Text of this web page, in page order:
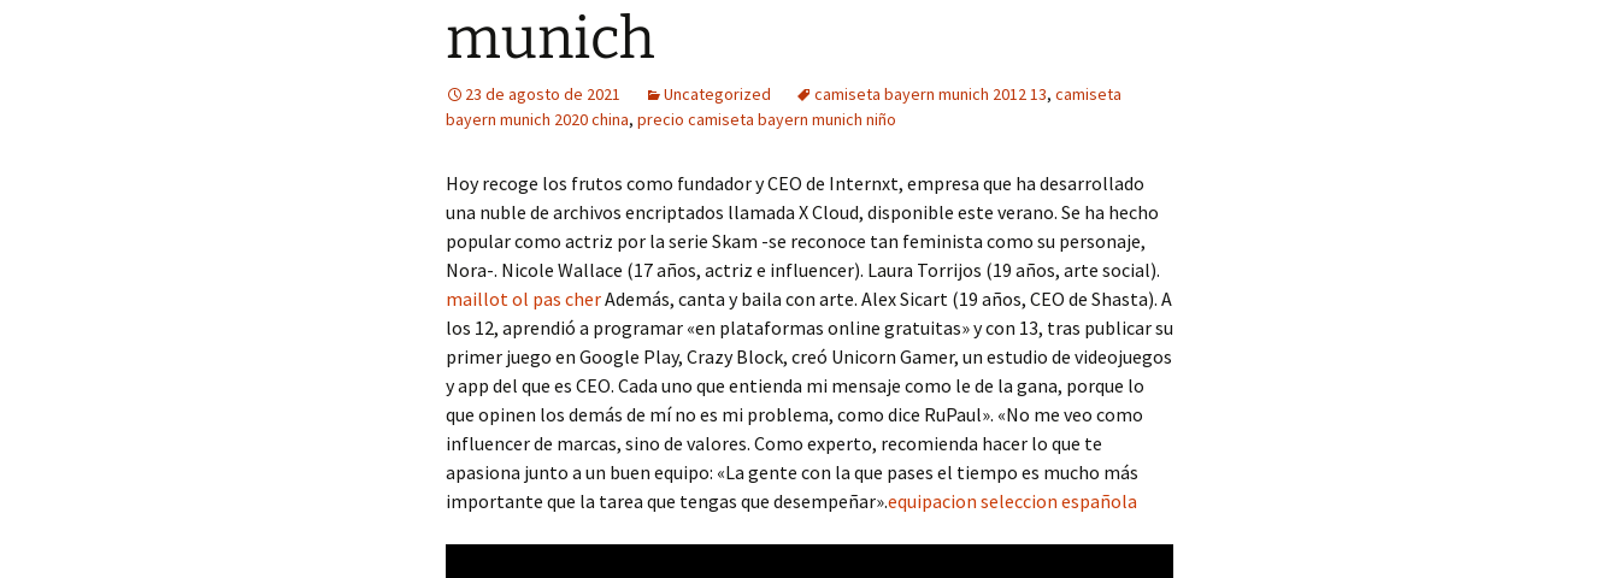
munich
23 de agosto de 2021 Uncategorized camiseta bayern munich 2012 13, camiseta
bayern munich 2020 china, precio camiseta bayern munich niño
Hoy recoge los frutos como fundador y CEO de Internxt, empresa que ha desarrollado
una nuble de archivos encriptados llamada X Cloud, disponible este verano. Se ha hecho
popular como actriz por la serie Skam -se reconoce tan feminista como su personaje,
Nora-. Nicole Wallace (17 años, actriz e influencer). Laura Torrijos (19 años, arte social).
maillot ol pas cherAdemás, canta y baila con arte. Alex Sicart (19 años, CEO de Shasta). A
los 12, aprendió a programar «en plataformas online gratuitas» y con 13, tras publicar su
primer juego en Google Play, Crazy Block, creó Unicorn Gamer, un estudio de videojuegos
y app del que es CEO. Cada uno que entienda mi mensaje como le de la gana, porque lo
que opinen los demás de mí no es mi problema, como dice RuPaul». «No me veo como
influencer de marcas, sino de valores. Como experto, recomienda hacer lo que te
apasiona junto a un buen equipo: «La gente con la que pases el tiempo es mucho más
importante que la tarea que tengas que desempeñar».equipacion seleccion española